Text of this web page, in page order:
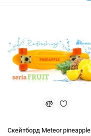
Скейтборд Meteor pineapple